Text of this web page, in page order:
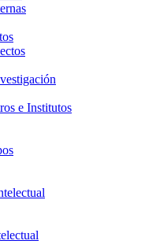
e Institutos